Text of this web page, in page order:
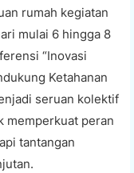
rumah kegiatan
mulai 6 hingga 8
“Inovasi
Ketahanan
seruan kolektif
memperkuat peran
tantangan